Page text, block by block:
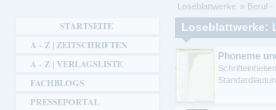
Sie sind hier
Loseblattwerke Beruf -
Loseblattwerke:
Phoneme
STARTSEITE
A - Z | ZEITSCHRIFTEN
A - Z | VERLAGSLISTE
FACHBLOGS
PRESSEPORTAL